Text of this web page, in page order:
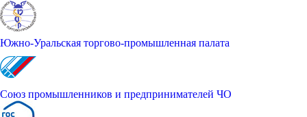
Южно-Уральская торгово-промышленная палата
Союз промышленников и предпринимателей ЧО